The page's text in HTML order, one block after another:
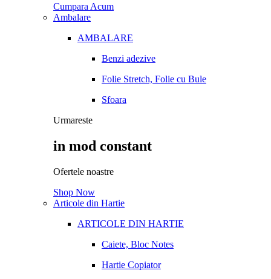
Cumpara Acum
Ambalare
AMBALARE
Benzi adezive
Folie Stretch, Folie cu Bule
Sfoara
Urmareste
in mod constant
Ofertele noastre
Shop Now
Articole din Hartie
ARTICOLE DIN HARTIE
Caiete, Bloc Notes
Hartie Copiator